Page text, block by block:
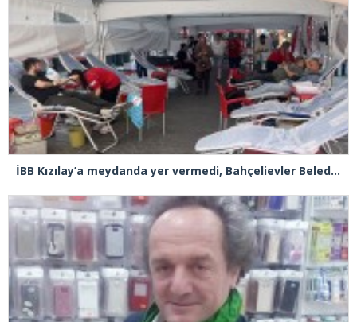
İBB Kızılay’a meydanda yer vermedi, Bahçelievler Belediyesi sahip çıktı